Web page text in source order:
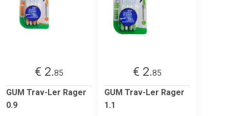
€ 2.85
GUM Trav-Ler Rager
0.9
€ 2.85
GUM Trav-Ler Rager
1.1